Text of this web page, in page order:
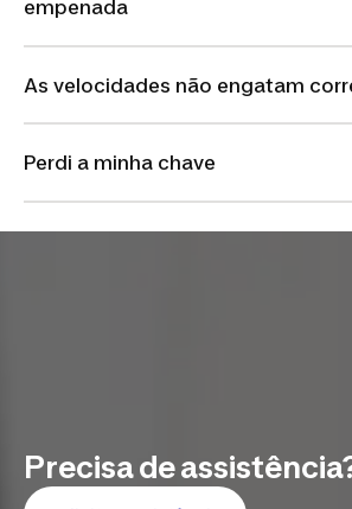
empenada
As velocidades não engatam
Perdi a minha chave
Precisa de